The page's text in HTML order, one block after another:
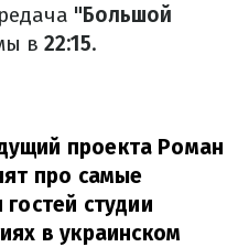
"Большой
в 22:15.
проекта Роман
про самые
студии
в украинском